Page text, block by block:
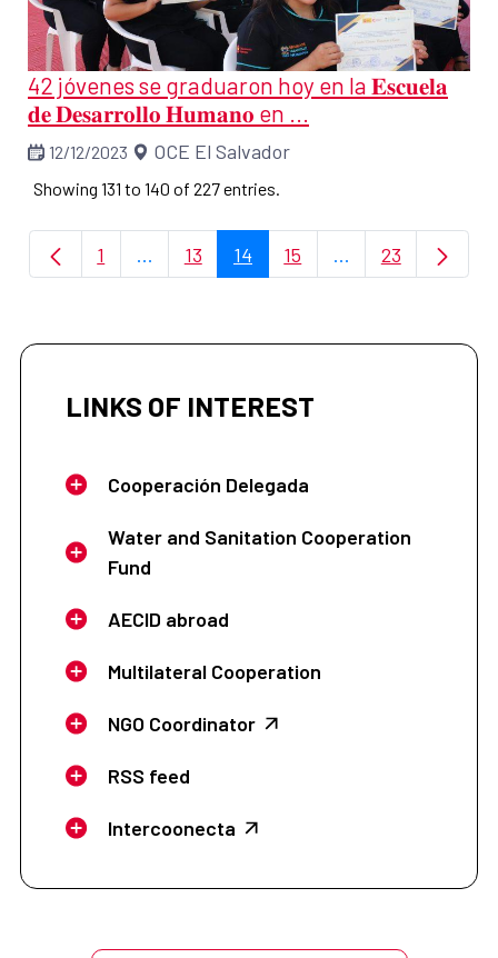
42 jóvenes se graduaron hoy en la 𝐄𝐬𝐜𝐮𝐞𝐥𝐚
𝐝𝐞 𝐃𝐞𝐬𝐚𝐫𝐫𝐨𝐥𝐥𝐨 𝐇𝐮𝐦𝐚𝐧𝐨 en ...
12/12/2023 OCE El Salvador
Showing 131 to 140 of 227 entries.
Page
1 ...Intermediate Pages Use TAB to navigate.
Page
13 Page
14 Page
15 ...Intermediate
Page
23
LINKS OF INTEREST
Cooperación Delegada
Water and Sanitation Cooperation
Fund
AECID abroad
Multilateral Cooperation
NGO Coordinator
RSS feed
Intercoonecta